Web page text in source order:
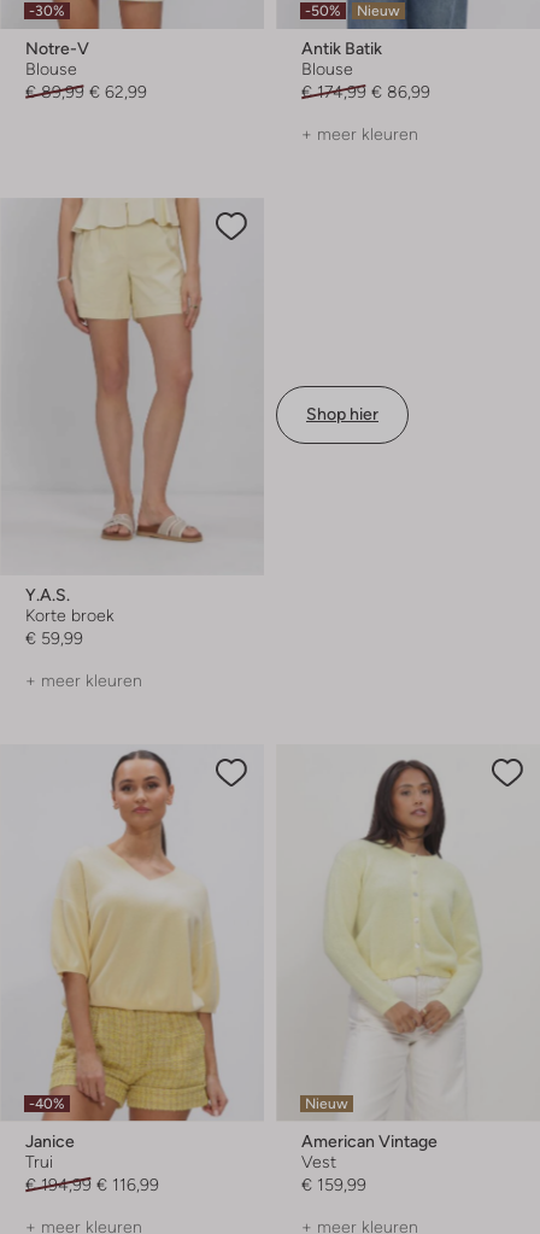
-30%
Notre-V
Blouse
€ 89,99 € 62,99
-50% Nieuw
Antik Batik
Blouse
€ 174,99 € 86,99
+ meer kleuren
Y.a.s.
Korte broek
€ 59,99
+ meer kleuren
Shop hier
-40%
Janice
Trui
€ 194,99 € 116,99
+ meer kleuren
Nieuw
American Vintage
Vest
€ 159,99
+ meer kleuren